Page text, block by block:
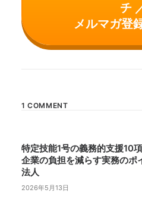
チ
メルマガ登
1 COMMENT
特定技能1号の義務的支援10
企業の負担を減らす実務の
法人
2026年5月13日